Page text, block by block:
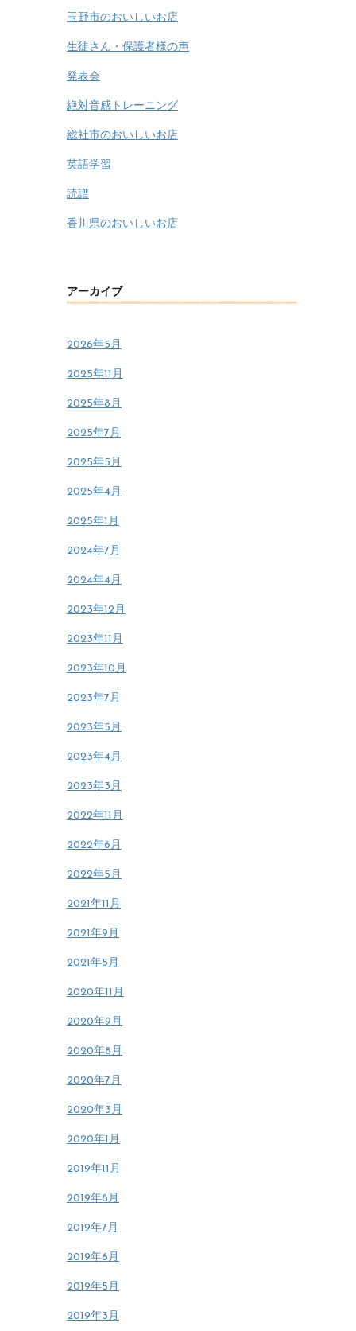
玉野市のおいしいお店
生徒さん・保護者様の声
発表会
絶対音感トレーニング
総社市のおいしいお店
英語学習
読譜
香川県のおいしいお店
アーカイブ
2026年5月
2025年11月
2025年8月
2025年7月
2025年5月
2025年4月
2025年1月
2024年7月
2024年4月
2023年12月
2023年11月
2023年10月
2023年7月
2023年5月
2023年4月
2023年3月
2022年11月
2022年6月
2022年5月
2021年11月
2021年9月
2021年5月
2020年11月
2020年9月
2020年8月
2020年7月
2020年3月
2020年1月
2019年11月
2019年8月
2019年7月
2019年6月
2019年5月
2019年3月